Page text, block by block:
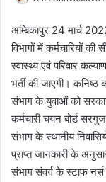
अम्बिकापुर 24 मार्च
विभागों में कर्मचारियों
स्वास्थ्य एवं परिवार
भर्ती की जाएगी। कनिष्ठ
संभाग के युवाओं को
कर्मचारी चयन बोर्ड
संभाग के स्थानीय
प्राप्त जानकारी के
संभाग संवर्ग के स्टाफ